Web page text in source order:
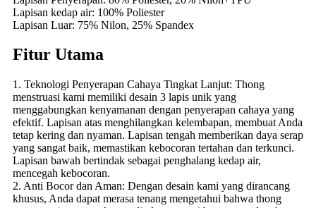
Lapisan kedap air: 100% Poliester
Lapisan Luar: 75% Nilon, 25% Spandex
Fitur Utama
1. Teknologi Penyerapan Cahaya Tingkat Lanjut: Thong
menstruasi kami memiliki desain 3 lapis unik yang
menggabungkan kenyamanan dengan penyerapan cahaya yang
efektif. Lapisan atas menghilangkan kelembapan, membuat Anda
tetap kering dan nyaman. Lapisan tengah memberikan daya serap
yang sangat baik, memastikan kebocoran tertahan dan terkunci.
Lapisan bawah bertindak sebagai penghalang kedap air,
mencegah kebocoran.
2. Anti Bocor dan Aman: Dengan desain kami yang dirancang
khusus, Anda dapat merasa tenang mengetahui bahwa thong